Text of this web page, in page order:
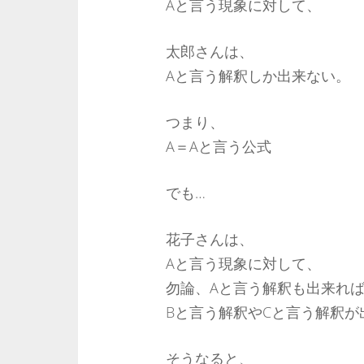
Aと言う現象に対して、
太郎さんは、
Aと言う解釈しか出来ない。
つまり、
A＝Aと言う公式
でも…
花子さんは、
Aと言う現象に対して、
勿論、Aと言う解釈も出来れば
Bと言う解釈やCと言う解釈が
そうなると、